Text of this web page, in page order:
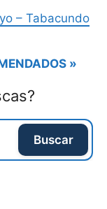
– Tabacundo
»
Buscar